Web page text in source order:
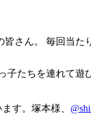
さん。 毎回当
たちを連れて
す。塚本様、